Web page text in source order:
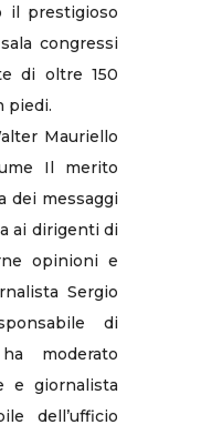
il prestigioso
congressi
di oltre 150
piedi.
Mauriello
Il merito
dei messaggi
ai dirigenti di
opinioni e
Sergio
di
moderato
e giornalista
dell’ufficio